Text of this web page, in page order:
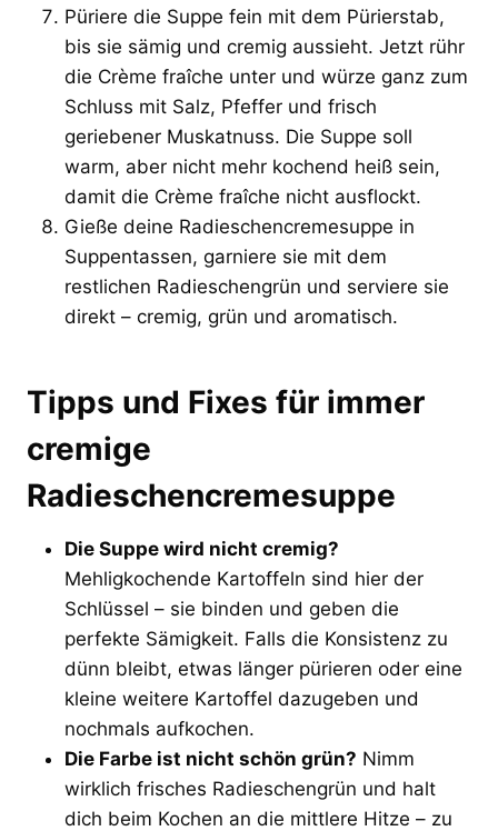
Püriere die Suppe fein mit dem Pürierstab,
bis sie sämig und cremig aussieht. Jetzt rühr
die Crème fraîche unter und würze ganz zum
Schluss mit Salz, Pfeffer und frisch
geriebener Muskatnuss. Die Suppe soll
warm, aber nicht mehr kochend heiß sein,
damit die Crème fraîche nicht ausflockt.
Gieße deine Radieschencremesuppe in
Suppentassen, garniere sie mit dem
restlichen Radieschengrün und serviere sie
direkt – cremig, grün und aromatisch.
Tipps und Fixes für immer
cremige
Radieschencremesuppe
Die Suppe wird nicht cremig?
Mehligkochende Kartoffeln sind hier der
Schlüssel – sie binden und geben die
perfekte Sämigkeit. Falls die Konsistenz zu
dünn bleibt, etwas länger pürieren oder eine
kleine weitere Kartoffel dazugeben und
nochmals aufkochen.
Die Farbe ist nicht schön grün? Nimm
wirklich frisches Radieschengrün und halt
dich beim Kochen an die mittlere Hitze – zu